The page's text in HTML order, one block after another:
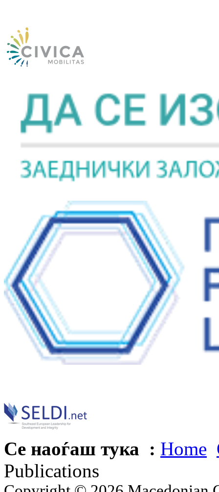
Се наоѓаш тука : Home
Publications